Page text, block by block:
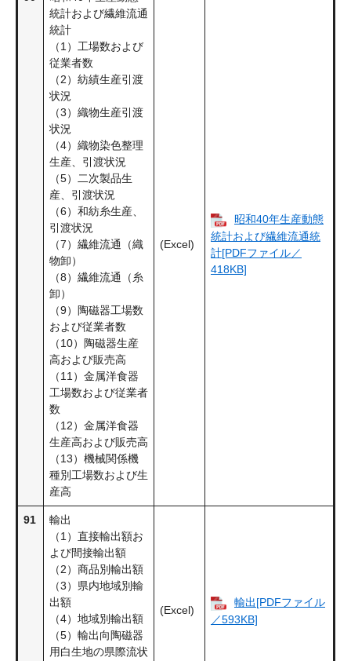
統計および繊維流通
統計
（1）工場数および
従業者数
（2）紡績生産引渡
状況
（3）織物生産引渡
状況
（4）織物染色整理
生産、引渡状況
（5）二次製品生
産、引渡状況
（6）和紡糸生産、
引渡状況
（7）繊維流通（織
物卸）
（8）繊維流通（糸
卸）
（9）陶磁器工場数
および従業者数
（10）陶磁器生産
高および販売高
（11）金属洋食器
工場数および従業者
数
（12）金属洋食器
生産高および販売高
（13）機械関係機
種別工場数および生
産高
(Excel)
昭和40年生産動態
統計および繊維流通統
計[PDFファイル／
418KB]
91
輸出
（1）直接輸出額お
よび間接輸出額
（2）商品別輸出額
（3）県内地域別輸
出額
（4）地域別輸出額
（5）輸出向陶磁器
用白生地の県際流状
(Excel)
輸出[PDFファイル
／593KB]